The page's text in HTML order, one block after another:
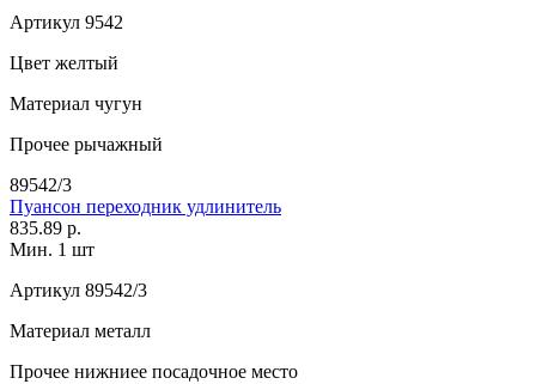
Артикул 9542
Цвет желтый
Материал чугун
Прочее рычажный
89542/3
Пуансон переходник удлинитель
835.89 р.
Мин. 1 шт
Артикул 89542/3
Материал металл
Прочее нижниее посадочное место